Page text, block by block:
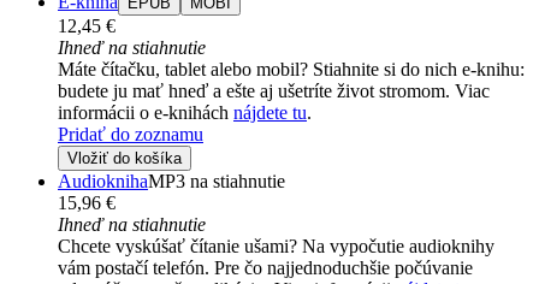
12,45 €
Ihneď na stiahnutie
Máte čítačku, tablet alebo mobil? Stiahnite si do nich e-knihu:
budete ju mať hneď a ešte aj ušetríte život stromom. Viac
informácii o e-knihách nájdete tu.
Pridať do zoznamu
Vložiť do košíka
AudioknihaMP3 na stiahnutie
15,96 €
Ihneď na stiahnutie
Chcete vyskúšať čítanie ušami? Na vypočutie audioknihy
vám postačí telefón. Pre čo najjednoduchšie počúvanie